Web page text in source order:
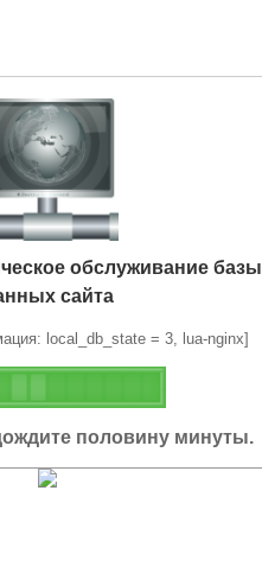
обслуживание базы
сайта
local_db_state = 3, lua-nginx]
половину минуты.